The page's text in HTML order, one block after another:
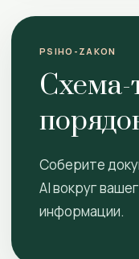
PSIHO-ZAKON
Схема-
Соберите
AI вокруг
информации.